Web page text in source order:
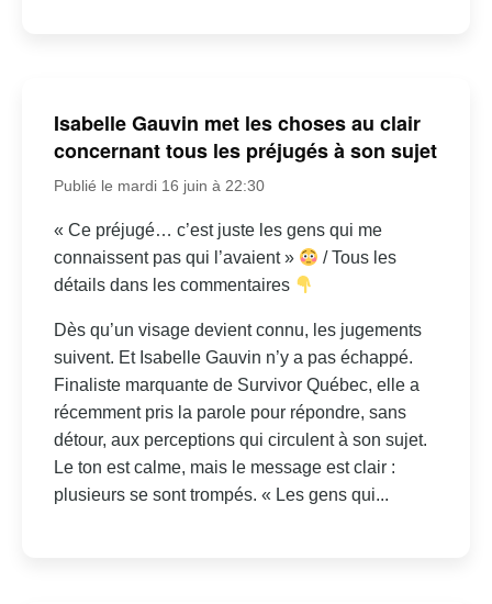
Isabelle Gauvin met les choses au clair
concernant tous les préjugés à son sujet
Publié le mardi 16 juin à 22:30
« Ce préjugé… c’est juste les gens qui me
connaissent pas qui l’avaient »
/ Tous les
détails dans les commentaires
Dès qu’un visage devient connu, les jugements
suivent. Et Isabelle Gauvin n’y a pas échappé.
Finaliste marquante de Survivor Québec, elle a
récemment pris la parole pour répondre, sans
détour, aux perceptions qui circulent à son sujet.
Le ton est calme, mais le message est clair :
plusieurs se sont trompés. « Les gens qui...